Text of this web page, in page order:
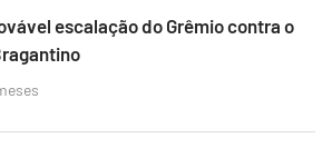
escalação do Grêmio contra o